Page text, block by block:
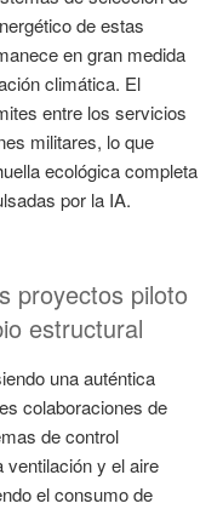
de estas
en gran medida
climática. El
entre los servicios
militares, lo que
ecológica completa
por la IA.
proyectos piloto
estructural
una auténtica
colaboraciones de
de control
ventilación y el aire
el consumo de